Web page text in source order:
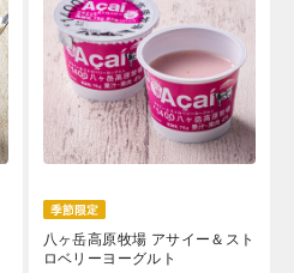
八ヶ岳高原牧場 アサイー＆スト
ロベリーヨーグルト